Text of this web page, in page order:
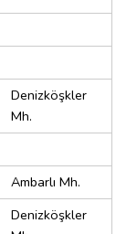
Denizköşkler
Mh.
Ambarlı Mh.
Denizköşkler